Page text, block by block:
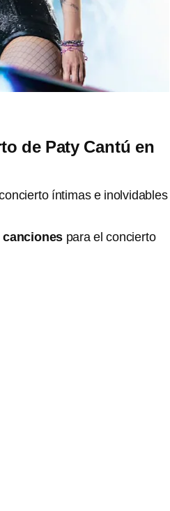
de Paty Cantú en
íntimas e inolvidables
para el concierto